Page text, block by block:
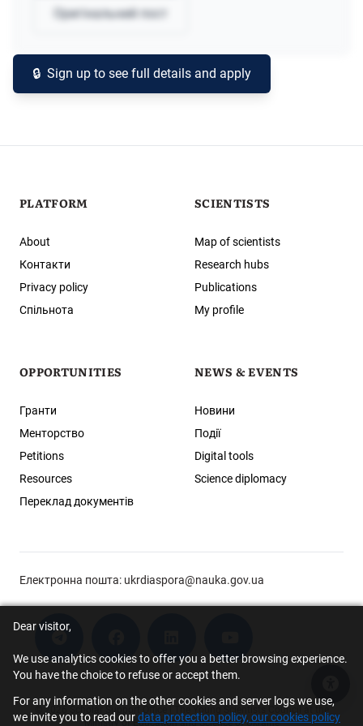
Dear visitor,
We use analytics cookies to offer you a better browsing experience.
You have the choice to refuse or accept them.
For any information on the other cookies and server logs we use,
we invite you to read ourdata protection policy, our cookies policy
Оригінальний пост
🔒 Заблоковано
Sign up to see full details and apply
PLATFORM
About
Контакти
Privacy policy
Спільнота
SCIENTISTS
Map of scientists
Research hubs
Publications
My profile
OPPORTUNITIES
Гранти
Менторство
Petitions
Resources
Переклад документів
NEWS & EVENTS
Новини
Події
Digital tools
Science diplomacy
Електронна пошта: ukrdiaspora@nauka.gov.ua
© 2026 Scholar Support Office | The Young Scientists Council at the
Ministry of Education and Science of Ukraine